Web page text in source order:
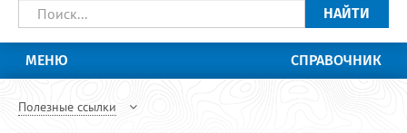
НАЙТИ
МЕНЮ СПРАВОЧНИК
Полезные ссылки